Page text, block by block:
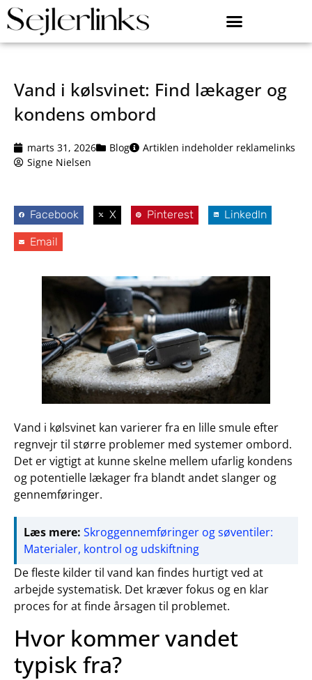
Vand i kølsvinet: Find lækager og
kondens ombord
marts 31, 2026 Blog
Artiklen indeholder reklamelinks
Signe Nielsen
Facebook X Pinterest LinkedIn
Email
Vand i kølsvinet kan varierer fra en lille smule efter
regnvejr til større problemer med systemer ombord.
Det er vigtigt at kunne skelne mellem ufarlig kondens
og potentielle lækager fra blandt andet slanger og
gennemføringer.
Læs mere: Skroggennemføringer og søventiler:
Materialer, kontrol og udskiftning
De fleste kilder til vand kan findes hurtigt ved at
arbejde systematisk. Det kræver fokus og en klar
proces for at finde årsagen til problemet.
Hvor kommer vandet
typisk fra?